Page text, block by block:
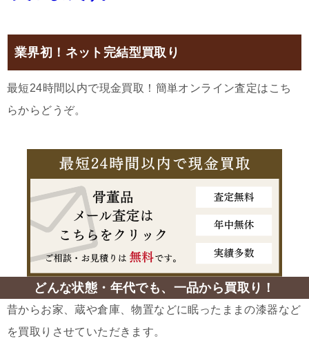
業界初！ネット完結型買取り
最短24時間以内で現金買取！簡単オンライン査定はこち
らからどうぞ。
どんな状態・年代でも、一品から買取り！
昔からお家、蔵や倉庫、物置などに眠ったままの漆器など
を買取りさせていただきます。